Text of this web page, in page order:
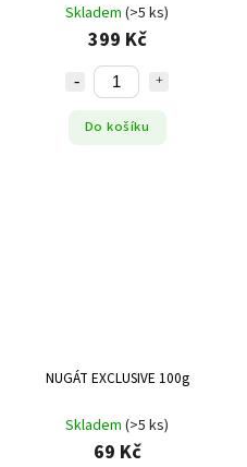
Skladem (>5 ks)
399 Kč
Do košíku
NUGÁT EXCLUSIVE 100g
Skladem (>5 ks)
69 Kč